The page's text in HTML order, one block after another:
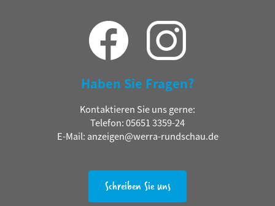
Haben Sie Fragen?
Kontaktieren Sie uns gerne:
Telefon: 05651 3359-24
E-Mail: anzeigen@werra-rundschau.de
Schreiben Sie uns